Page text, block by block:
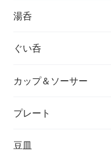
湯呑
ぐい呑
カップ＆ソーサー
プレート
豆皿